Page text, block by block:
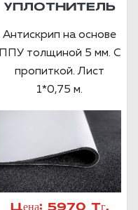
УПЛОТНИТЕЛЬ
Антискрип на основе
ППУ толщиной 5 мм. С
пропиткой. Лист
1*0,75 м.
Цена: 5970 Тг.